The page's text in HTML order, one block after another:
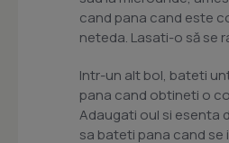
cand pana cand este
neteda. Lasati-o să se
Intr-un alt bol, bateti
pana cand obtineti o
Adaugati oul si esenta
sa bateti pana cand